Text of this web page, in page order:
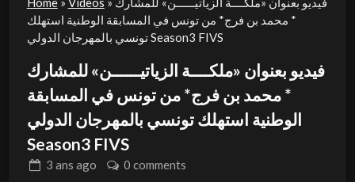
* محمد بن فرج* من تونس في المسابقة الوطنية استهلك
تونسي بالمهرجان الدولي Season3 FIVS
فيديو بعنوان «ملكــــة الزياتيــــــن» للمشارك
* محمد بن فرج* من تونس في المسابقة
الوطنية استهلك تونسي بالمهرجان الدولي
Season3 FIVS
3 ans ago
0 comments